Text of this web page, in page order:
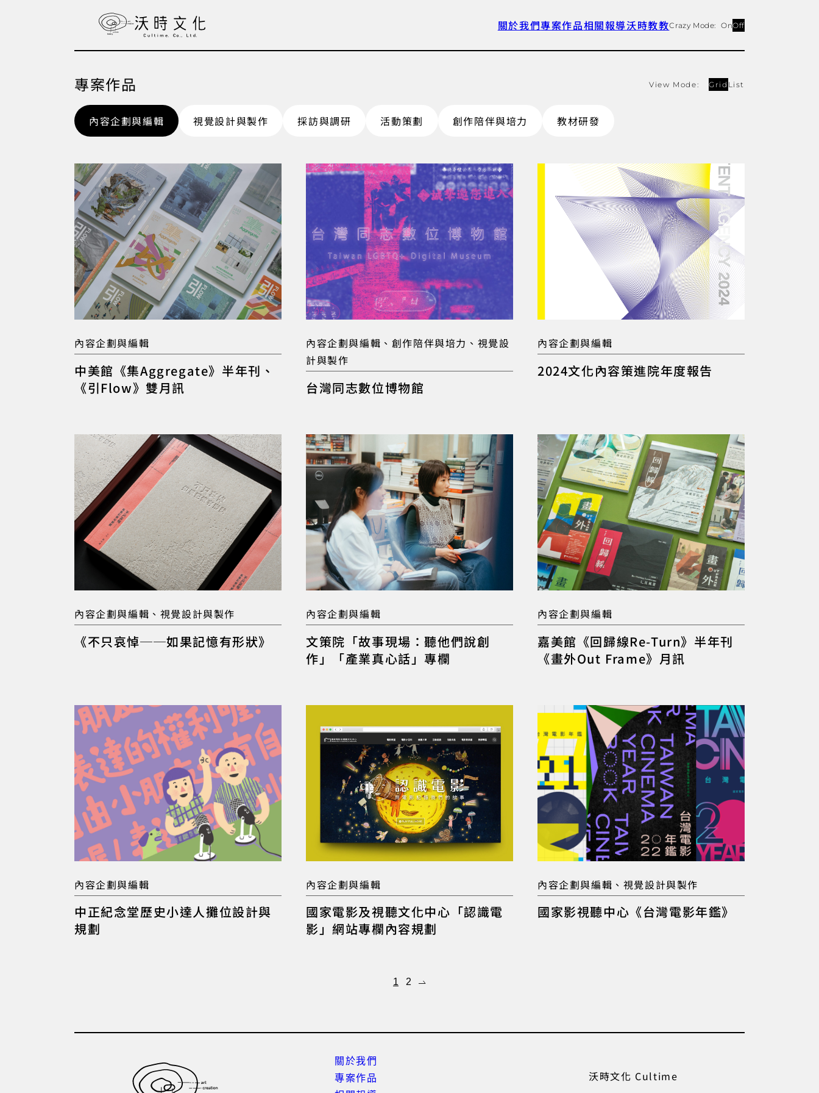
關於我們專案作品相關報導沃時教教Crazy Mode: OnOff
專案作品 View Mode: Grid List
內容企劃與編輯 視覺設計與製作 採訪與調研 活動策劃 創作陪伴與培力 教材研發
內容企劃與編輯
中美館《集Aggregate》半年刊、
《引Flow》雙月訊
內容企劃與編輯、創作陪伴與培力、視覺設
計與製作
台灣同志數位博物館
內容企劃與編輯
2024文化內容策進院年度報告
內容企劃與編輯、視覺設計與製作
《不只哀悼──如果記憶有形狀》
內容企劃與編輯
文策院「故事現場：聽他們說創
作」「產業真心話」專欄
內容企劃與編輯
嘉美館《回歸線Re-Turn》半年刊
《畫外Out Frame》月訊
內容企劃與編輯
中正紀念堂歷史小達人攤位設計與
規劃
內容企劃與編輯
國家電影及視聽文化中心「認識電
影」網站專欄內容規劃
內容企劃與編輯、視覺設計與製作
國家影視聽中心《台灣電影年鑑》
1 2
關於我們
專案作品
沃時文化 Cultime